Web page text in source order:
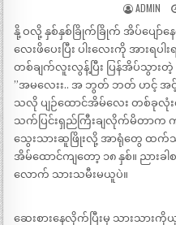
ADMIN
နို့ ဝလို့ နှစ်နှစ်ခြိုက်ခြိုက် အိပ်ပျော်
လေးဖိပေးပြီး ပါးလေးကို အားရ
တစ်ချက်လူးလွန့်ပြီး ပြန်အိပ်သွားတဲ့
”အမလေးး.. အ ဘွတ် ဘတ် ဟင့် အ
သလို ပျဉ်ထောင်အိမ်လေး တစ်ခုလုံးလဲ
သက်ပြင်းရှည်ကြီးချလိုက်မိတာက
သွေးသားဆူဖြိုးလို့ အာရုံတွေ ထက်
အိမ်ထောင်ကျတော့ ၁၈ နှစ်။ ညာ
လောက် သားသမီးမယူပဲ။
ဆေးစားနေလိုက်ပြီးမှ သားသား